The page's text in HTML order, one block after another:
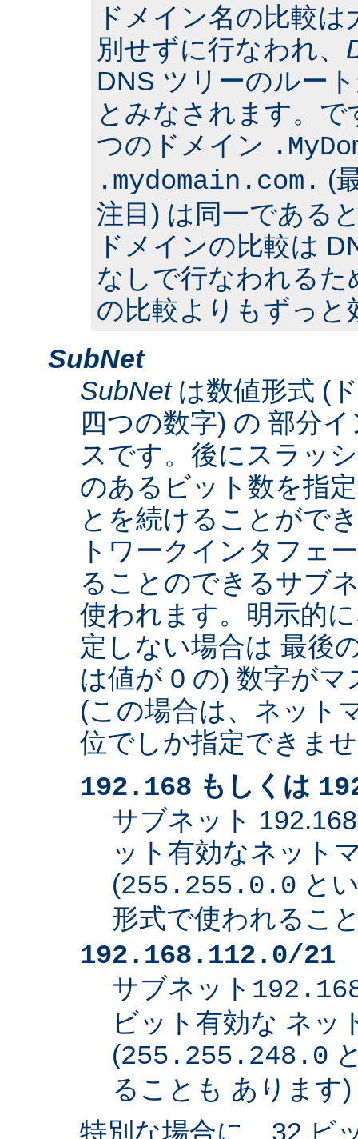
ドメイン名の比較
別せずに行なわれ、
DNS ツリーのルー
とみなされます。
つのドメイン
.mydomain.com. (
注目) は同一である
ドメインの比較は
なしで行なわれる
の比較よりもずっと
SubNet
SubNetは数値形式 (
四つの数字) の 部分
スです。後にスラッ
のあるビット数を指
とを続けることがで
トワークインタフェ
ることのできるサブ
使われます。明示的
定しない場合は 最後
は値が 0 の) 数字が
(この場合は、ネット
位でしか指定できま
192.168 もしくは
サブネット
ット有効なネット
(255.255.0.0 と
形式で使われるこ
192.168.112.0/21
サブネット
ビット有効な ネッ
(255.255.248.0
ることも あります)
特別な場合に、32 ビ